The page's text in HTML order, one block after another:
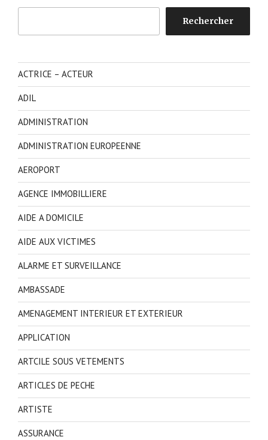
Rechercher
ACTRICE – ACTEUR
ADIL
ADMINISTRATION
ADMINISTRATION EUROPEENNE
AEROPORT
AGENCE IMMOBILLIERE
AIDE A DOMICILE
AIDE AUX VICTIMES
ALARME ET SURVEILLANCE
AMBASSADE
AMENAGEMENT INTERIEUR ET EXTERIEUR
APPLICATION
ARTCILE SOUS VETEMENTS
ARTICLES DE PECHE
ARTISTE
ASSURANCE